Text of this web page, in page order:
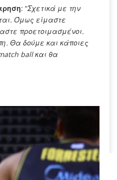
: “Σχετικά με την
Όμως είμαστε
προετοιμασμένοι.
Θα δούμε και κάποιες
ball και θα